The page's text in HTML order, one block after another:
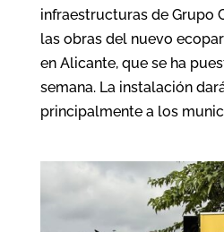
infraestructuras de Grupo
las obras del nuevo
en Alicante, que se ha
semana. La instalación
principalmente a los